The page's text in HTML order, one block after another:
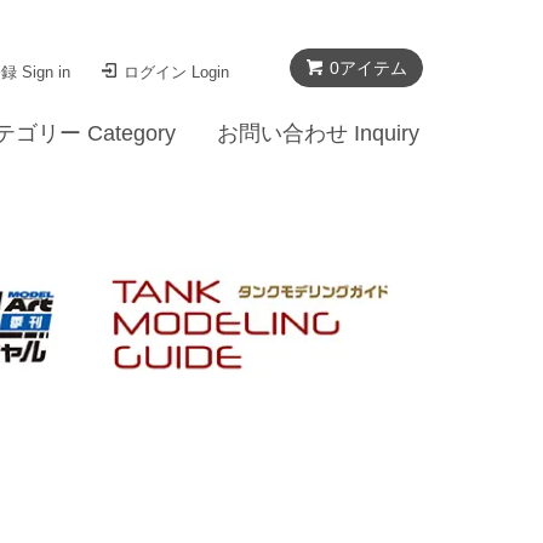
0アイテム
Sign in ログイン Login
ゴリー Category お問い合わせ Inquiry